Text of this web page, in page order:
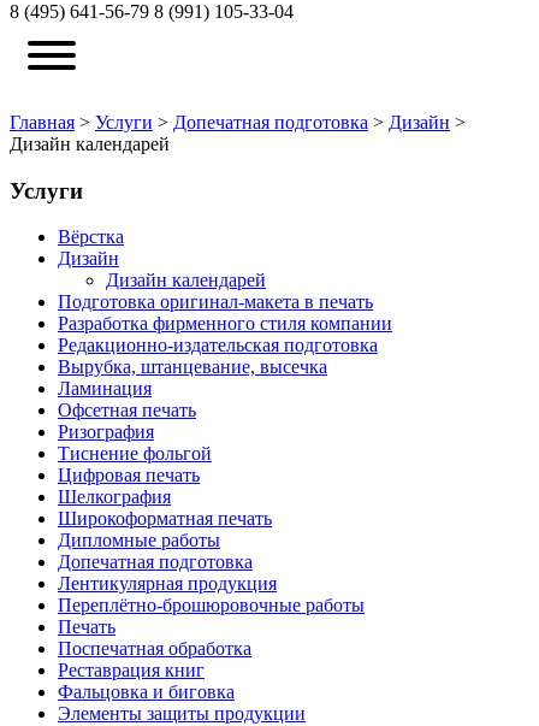
8 (495) 641-56-79 8 (991) 105-33-04
Главная > Услуги > Допечатная подготовка > Дизайн >
Дизайн календарей
Услуги
Вёрстка
Дизайн
Дизайн календарей
Подготовка оригинал-макета в печать
Разработка фирменного стиля компании
Редакционно-издательская подготовка
Вырубка, штанцевание, высечка
Ламинация
Офсетная печать
Ризография
Тиснение фольгой
Цифровая печать
Шелкография
Широкоформатная печать
Дипломные работы
Допечатная подготовка
Лентикулярная продукция
Переплётно-брошюровочные работы
Печать
Поспечатная обработка
Реставрация книг
Фальцовка и биговка
Элементы защиты продукции